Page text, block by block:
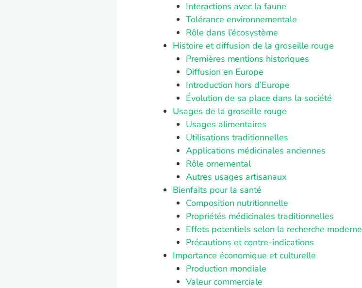
Interactions avec la faune
Tolérance environnementale
Rôle dans l’écosystème
Histoire et diffusion de la groseille rouge
Premières mentions historiques
Diffusion en Europe
Introduction hors d’Europe
Évolution de sa place dans la société
Usages de la groseille rouge
Usages alimentaires
Utilisations traditionnelles
Applications médicinales anciennes
Rôle ornemental
Autres usages artisanaux
Bienfaits pour la santé
Composition nutritionnelle
Propriétés médicinales traditionnelles
Effets potentiels selon la recherche moderne
Précautions et contre-indications
Importance économique et culturelle
Production mondiale
Valeur commerciale